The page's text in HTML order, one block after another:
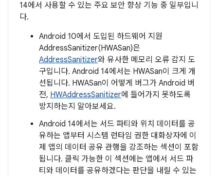
14에서 사용할 수 있는 주요 보안 향상 기능 중 일부입니
다.
Android 10에서 도입된 하드웨어 지원
AddressSanitizer(HWASan)은
AddressSanitizer와 유사한 메모리 오류 감지 도
구입니다. Android 14에서는 HWASan이 크게 개
선됩니다. HWASan이 어떻게 버그가 Android 버
전, HWAddressSanitizer에 들어가지 못하도록
방지하는지 알아보세요.
Android 14에서는 서드 파티와 위치 데이터를 공
유하는 앱부터 시스템 런타임 권한 대화상자에 이
제 앱의 데이터 공유 관행을 강조하는 섹션이 포함
됩니다. 클릭 가능한 이 섹션에는 앱에서 서드 파
티와 데이터를 공유하겠다는 판단을 내릴 수 있는